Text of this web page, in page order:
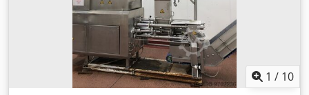
1 / 10